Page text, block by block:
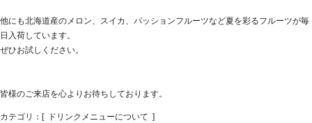
他にも北海道産のメロン、スイカ、パッションフルーツなど夏を彩るフルーツが毎
日入荷しています。
ぜひお試しください。
皆様のご来店を心よりお待ちしております。
カテゴリ：[ ドリンクメニューについて ]